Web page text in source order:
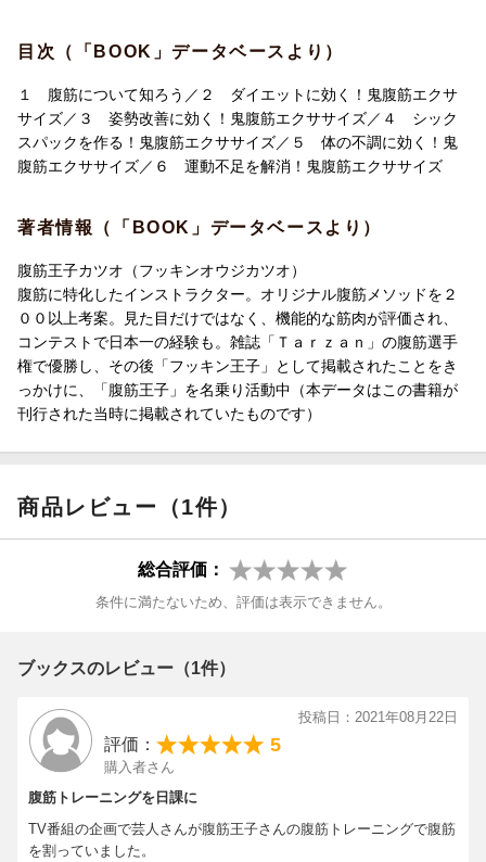
目次（「BOOK」データベースより）
１ 腹筋について知ろう／２ ダイエットに効く！鬼腹筋エクサ
サイズ／３ 姿勢改善に効く！鬼腹筋エクササイズ／４ シック
スパックを作る！鬼腹筋エクササイズ／５ 体の不調に効く！鬼
腹筋エクササイズ／６ 運動不足を解消！鬼腹筋エクササイズ
著者情報（「BOOK」データベースより）
腹筋王子カツオ（フッキンオウジカツオ）
腹筋に特化したインストラクター。オリジナル腹筋メソッドを２
００以上考案。見た目だけではなく、機能的な筋肉が評価され、
コンテストで日本一の経験も。雑誌「Ｔａｒｚａｎ」の腹筋選手
権で優勝し、その後「フッキン王子」として掲載されたことをき
っかけに、「腹筋王子」を名乗り活動中（本データはこの書籍が
刊行された当時に掲載されていたものです）
商品レビュー（1件）
総合評価：
条件に満たないため、評価は表示できません。
ブックスのレビュー（1件）
投稿日：2021年08月22日
評価： 5
購入者さん
腹筋トレーニングを日課に
TV番組の企画で芸人さんが腹筋王子さんの腹筋トレーニングで腹筋
を割っていました。